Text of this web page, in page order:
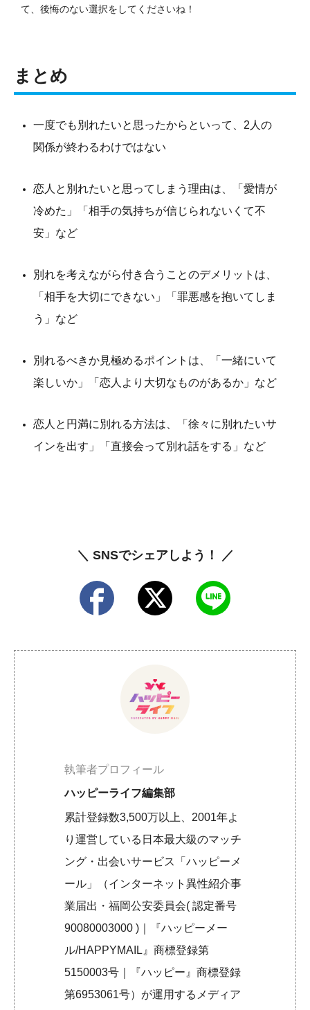
て、後悔のない選択をしてくださいね！
まとめ
一度でも別れたいと思ったからといって、2人の
関係が終わるわけではない
恋人と別れたいと思ってしまう理由は、「愛情が
冷めた」「相手の気持ちが信じられないくて不
安」など
別れを考えながら付き合うことのデメリットは、
「相手を大切にできない」「罪悪感を抱いてしま
う」など
別れるべきか見極めるポイントは、「一緒にいて
楽しいか」「恋人より大切なものがあるか」など
恋人と円満に別れる方法は、「徐々に別れたいサ
インを出す」「直接会って別れ話をする」など
＼ SNSでシェアしよう！ ／
執筆者プロフィール
ハッピーライフ編集部
累計登録数3,500万以上、2001年よ
り運営している日本最大級のマッチ
ング・出会いサービス「ハッピーメ
ール」（インターネット異性紹介事
業届出・福岡公安委員会( 認定番号
90080003000 )｜『ハッピーメー
ル/HAPPYMAIL』商標登録第
5150003号｜『ハッピー』商標登録
第6953061号）が運用するメディア